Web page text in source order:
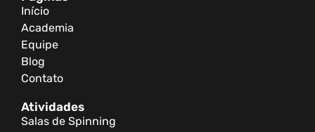
Início
Academia
Equipe
Blog
Contato
Atividades
Salas de Spinning